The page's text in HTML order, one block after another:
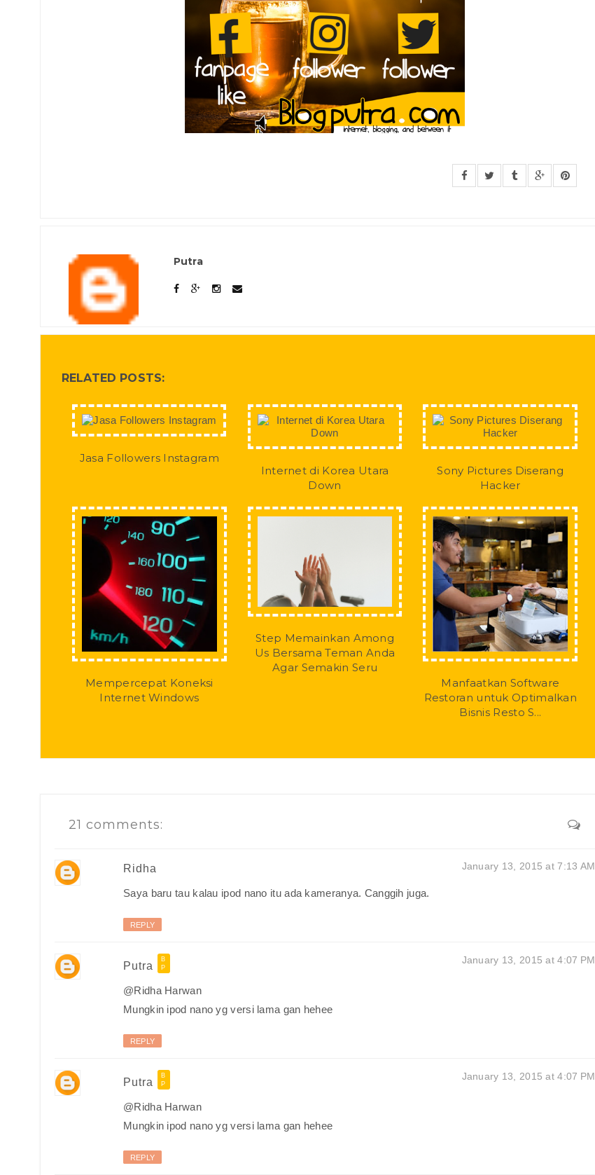
Putra
RELATED POSTS:
Jasa Followers Instagram
Internet di Korea Utara
Down
Sony Pictures Diserang
Hacker
Mempercepat Koneksi
Internet Windows
Step Memainkan Among
Us Bersama Teman Anda
Agar Semakin Seru
Manfaatkan Software
Restoran untuk Optimalkan
Bisnis Resto S...
21 comments:
Ridha January 13, 2015 at 7:13 AM
Saya baru tau kalau ipod nano itu ada kameranya. Canggih juga.
REPLY
Putra January 13, 2015 at 4:07 PM
@Ridha Harwan
Mungkin ipod nano yg versi lama gan hehee
REPLY
Putra January 13, 2015 at 4:07 PM
@Ridha Harwan
Mungkin ipod nano yg versi lama gan hehee
REPLY